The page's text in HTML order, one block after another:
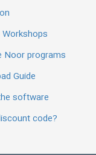
Noor programs
Guide
software
code?